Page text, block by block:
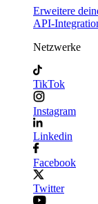
Erweitere
API-
Netzwerke
TikTok
Instagram
Linkedin
Facebook
Twitter